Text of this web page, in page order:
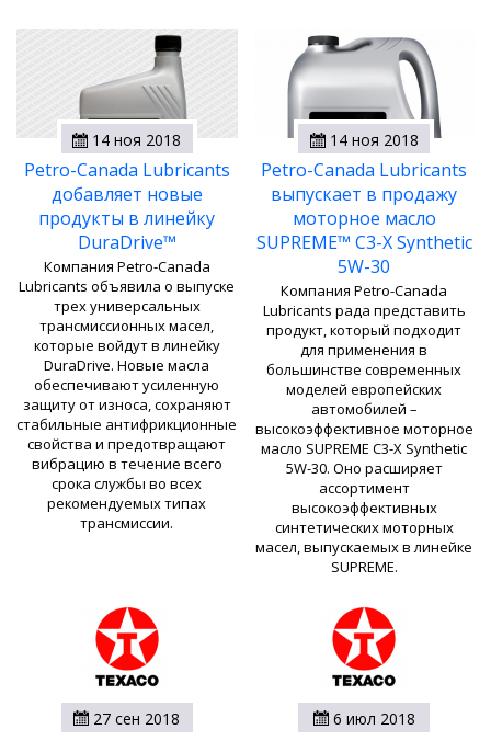
14 ноя 2018
Petro-Canada Lubricants
добавляет новые
продукты в линейку
DuraDrive™
Компания Petro-Canada
Lubricants объявила о выпуске
трех универсальных
трансмиссионных масел,
которые войдут в линейку
DuraDrive. Новые масла
обеспечивают усиленную
защиту от износа, сохраняют
стабильные антифрикционные
свойства и предотвращают
вибрацию в течение всего
срока службы во всех
рекомендуемых типах
трансмиссии.
14 ноя 2018
Petro-Canada Lubricants
выпускает в продажу
моторное масло
SUPREME™ C3-X Synthetic
5W-30
Компания Petro-Canada
Lubricants рада представить
продукт, который подходит
для применения в
большинстве современных
моделей европейских
автомобилей –
высокоэффективное моторное
масло SUPREME C3-X Synthetic
5W-30. Оно расширяет
ассортимент
высокоэффективных
синтетических моторных
масел, выпускаемых в линейке
SUPREME.
27 сен 2018 6 июл 2018